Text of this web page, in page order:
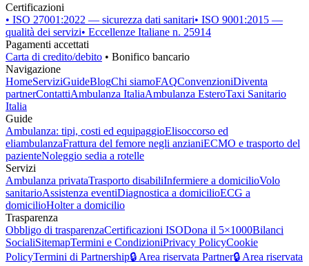
Certificazioni
• ISO 27001:2022 — sicurezza dati sanitari• ISO 9001:2015 —
qualità dei servizi• Eccellenze Italiane n. 25914
Pagamenti accettati
Carta di credito/debito • Bonifico bancario
Navigazione
HomeServiziGuideBlogChi siamoFAQConvenzioniDiventa
partnerContattiAmbulanza ItaliaAmbulanza EsteroTaxi Sanitario
Italia
Guide
Ambulanza: tipi, costi ed equipaggioElisoccorso ed
eliambulanzaFrattura del femore negli anzianiECMO e trasporto del
pazienteNoleggio sedia a rotelle
Servizi
Ambulanza privataTrasporto disabiliInfermiere a domicilioVolo
sanitarioAssistenza eventiDiagnostica a domicilioECG a
domicilioHolter a domicilio
Trasparenza
Obbligo di trasparenzaCertificazioni ISODona il 5×1000Bilanci
SocialiSitemapTermini e CondizioniPrivacy PolicyCookie
PolicyTermini di Partnership🔒 Area riservata Partner🔒 Area riservata